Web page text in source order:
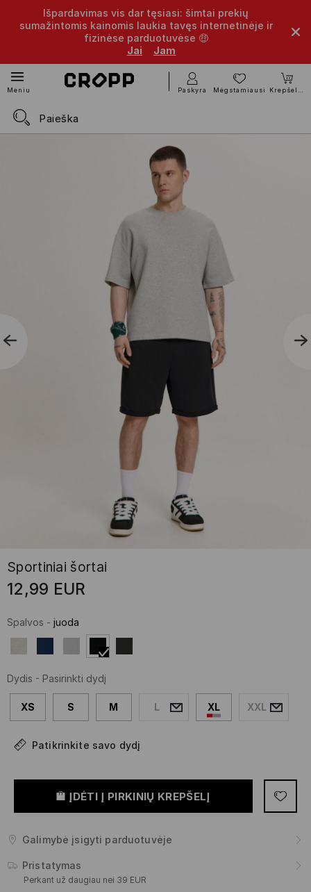
Išpardavimas vis dar tęsiasi: šimtai prekių
sumažintomis kainomis laukia tavęs internetinėje ir
fizinėse parduotuvėse 🤑
Jai
Jam
Meniu Paskyra Mėgstamiausi Krepšelis
Sportiniai šortai
12,99 EUR
Spalvos - juoda
Dydis - Pasirinkti dydį
XS S M L XL XXL
Patikrinkite savo dydį
ĮDĖTI Į PIRKINIŲ KREPŠELĮ
Galimybė įsigyti parduotuvėje
Pristatymas
Perkant už daugiau nei 39 EUR